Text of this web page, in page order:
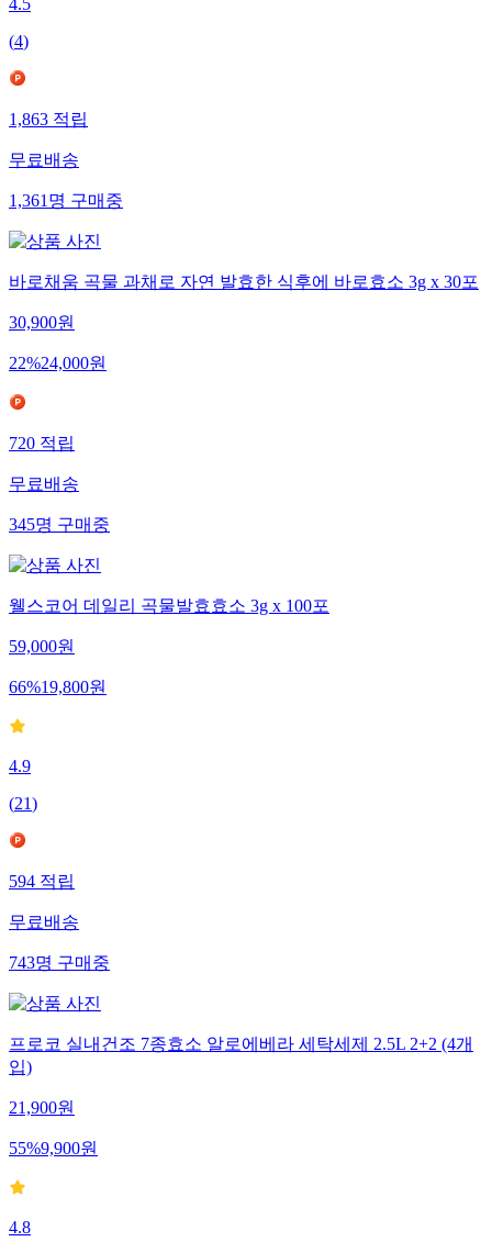
4.5
(4)
1,863적립
무료배송
1,361명구매중
바로채움 곡물 과채로 자연 발효한 식후에 바로효소 3g x 30포
30,900원
22%24,000원
720적립
무료배송
345명구매중
웰스코어 데일리 곡물발효효소 3g x 100포
59,000원
66%19,800원
4.9
(21)
594적립
무료배송
743명구매중
프로코 실내건조 7종효소 알로에베라 세탁세제 2.5L 2+2 (4개
입)
21,900원
55%9,900원
4.8